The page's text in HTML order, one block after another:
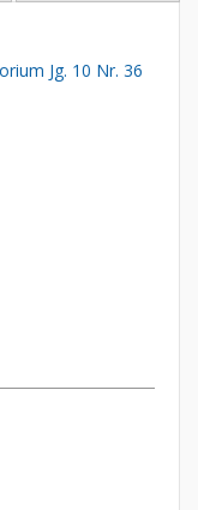
Jg. 10 Nr. 36